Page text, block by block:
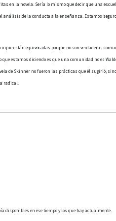
en la novela. Sería lo mismo que decir que una
análisis de la conducta a la enseñanza. Estamos
que están equivocadas porque no son verdaderas
estamos diciendo es que una comunidad no es
de Skinner no fueron las prácticas que él sugirió,
radical.
disponibles en ese tiempo y los que hay actualmente.